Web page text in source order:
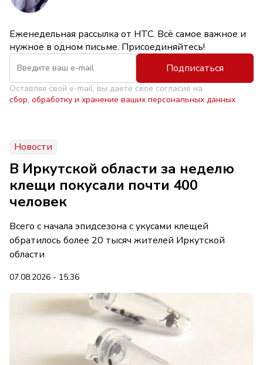
Еженедельная рассылка от НТС. Всё самое важное и
нужное в одном письме. Присоединяйтесь!
Подписаться
Оставляя свой e-mail, вы даете свое согласие на
сбор, обработку и хранение ваших персональных данных
Новости
В Иркутской области за неделю
клещи покусали почти 400
человек
Всего с начала эпидсезона с укусами клещей
обратилось более 20 тысяч жителей Иркутской
области
07.08.2026 - 15:36